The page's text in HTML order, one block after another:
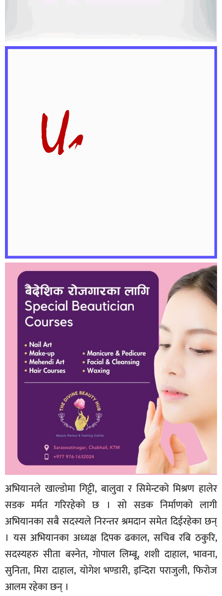
अभियानले खाल्डाेमा गिट्टी, बालुवा र सिमेन्टकाे मिश्रण हालेर
सडक मर्मत गरिरहेकाे छ । साे सडक निर्माणकाे लागी
अभियानका सबै सदस्यले निरन्तर श्रमदान समेत दिईरहेका छन्
। यस अभियानका अध्यक्ष दिपक ढकाल, सचिब रबि ठकुरि,
सदस्यहरु सीता बस्नेत, गोपाल लिम्बू, शशी दाहाल, भावना,
सुनिता, मिरा दाहाल, योगेश भण्डारी, इन्दिरा पराजुली, फिरोज
आलम रहेका छन् ।